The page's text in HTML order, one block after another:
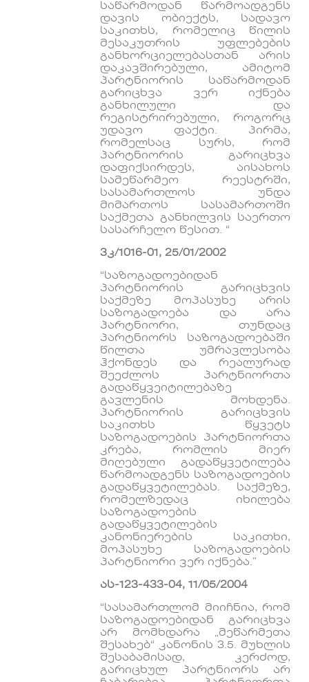
საწარმოდან წარმოადგენს
დავის ობიექტს, სადავო
საკითხს, რომელიც წილის
მესაკუთრის უფლებების
განხორციელებასთან არის
დაკავშირებული, ამიტომ
პარტნიორის საწარმოდან
გარიცხვა ვერ იქნება
განხილული და
რეგისტრირებული, როგორც
უდავო ფაქტი. პირმა,
რომელსაც სურს, რომ
პარტნიორის გარიცხვა
დაფიქსირდეს, აისახოს
სამეწარმეო რეესტრში,
სასამართლოს უნდა
მიმართოს სასამართოში
საქმეთა განხილვის საერთო
სასარჩელო წესით. “
3კ/1016-01, 25/01/2002
“საზოგადოებიდან
პარტნიორის გარიცხვის
საქმეზე მოპასუხე არის
საზოგადოება და არა
პარტნიორი, თუნდაც
პარტნიორს საზოგადოებაში
წილთა უმრავლესობა
ჰქონდეს და რეალურად
შეეძლოს პარტნიორთა
გადაწყვეიტილებაზე
გავლენის მოხდენა.
პარტნიორის გარიცხვის
საკითხს წყვეტს
საზოგადოების პარტნიორთა
კრება, რომლის მიერ
მიღებული გადაწყვეტილება
წარმოადგენს საზოგადოების
გადაწყვეტილებას. საქმეზე,
რომელზედაც იხილება
საზოგადოების
გადაწყვეტილების
კანონიერების საკითხი,
მოპასუხე საზოგადოების
პარტნიორი ვერ იქნება.”
ას-123-433-04, 11/05/2004
“სასამართლომ მიიჩნია, რომ
საზოგადოებიდან გარიცხვა
არ მომხდარა „მეწარმეთა
შესახებ“ კანონის 3.5. მუხლის
შესაბამისად, კერძოდ,
გარიცხულ პარტნიორს არ